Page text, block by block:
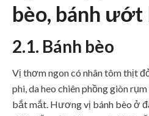
bèo, bánh ướt
2.1. Bánh bèo
Vị thơm ngon có nhân tôm thịt
phi, da heo chiên phồng giòn
bắt mắt. Hương vị bánh bèo ở